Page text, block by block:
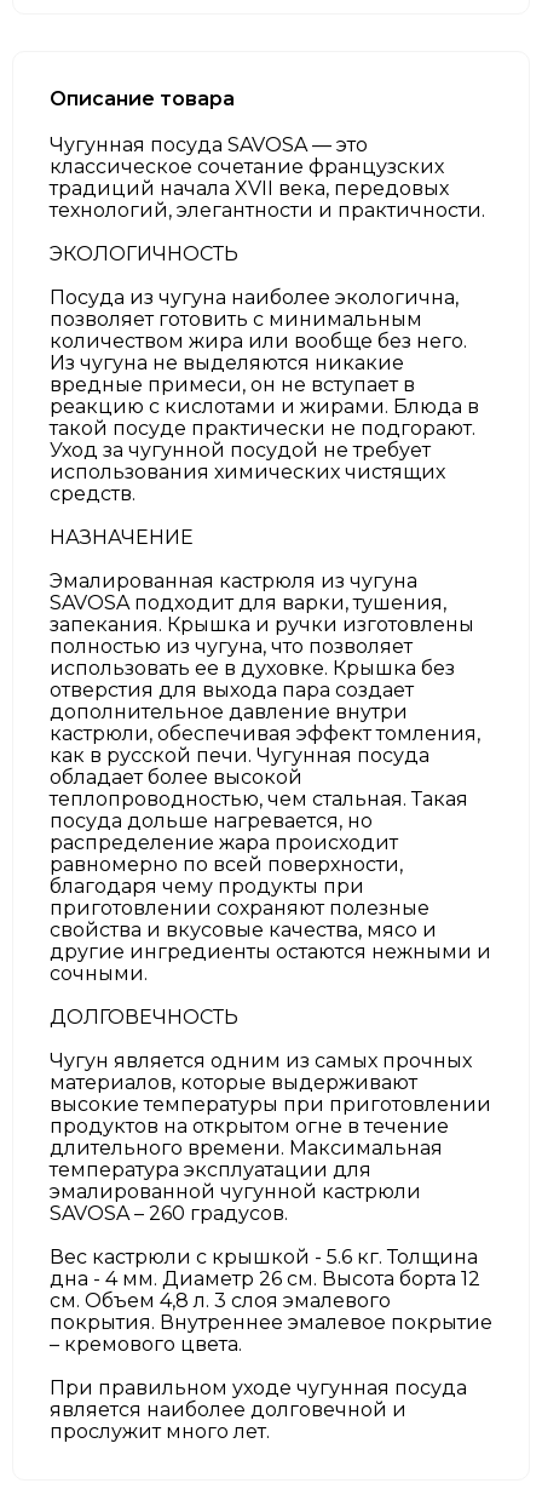
Описание товара
Чугунная посуда SAVOSA — это
классическое сочетание французских
традиций начала XVII века, передовых
технологий, элегантности и практичности.
ЭКОЛОГИЧНОСТЬ
Посуда из чугуна наиболее экологична,
позволяет готовить с минимальным
количеством жира или вообще без него.
Из чугуна не выделяются никакие
вредные примеси, он не вступает в
реакцию с кислотами и жирами. Блюда в
такой посуде практически не подгорают.
Уход за чугунной посудой не требует
использования химических чистящих
средств.
НАЗНАЧЕНИЕ
Эмалированная кастрюля из чугуна
SAVOSA подходит для варки, тушения,
запекания. Крышка и ручки изготовлены
полностью из чугуна, что позволяет
использовать ее в духовке. Крышка без
отверстия для выхода пара создает
дополнительное давление внутри
кастрюли, обеспечивая эффект томления,
как в русской печи. Чугунная посуда
обладает более высокой
теплопроводностью, чем стальная. Такая
посуда дольше нагревается, но
распределение жара происходит
равномерно по всей поверхности,
благодаря чему продукты при
приготовлении сохраняют полезные
свойства и вкусовые качества, мясо и
другие ингредиенты остаются нежными и
сочными.
ДОЛГОВЕЧНОСТЬ
Чугун является одним из самых прочных
материалов, которые выдерживают
высокие температуры при приготовлении
продуктов на открытом огне в течение
длительного времени. Максимальная
температура эксплуатации для
эмалированной чугунной кастрюли
SAVOSA – 260 градусов.
Вес кастрюли с крышкой - 5.6 кг. Толщина
дна - 4 мм. Диаметр 26 см. Высота борта 12
см. Объем 4,8 л. 3 слоя эмалевого
покрытия. Внутреннее эмалевое покрытие
– кремового цвета.
При правильном уходе чугунная посуда
является наиболее долговечной и
прослужит много лет.